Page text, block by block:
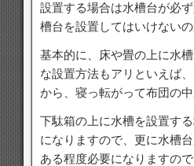
設置する場合は水槽台が必
槽台を設置してはいけない
基本的に、床や畳の上に水
な設置方法もアリといえば
から、寝っ転がって布団の
下駄箱の上に水槽を設置す
になりますので、更に水槽
ある程度必要になりますの